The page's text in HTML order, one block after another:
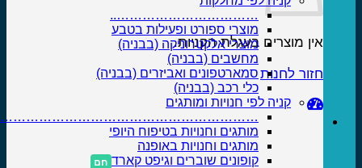
אין מוצרים בעגלת הקניות.
חזור לחנות
……………………………..
מוצרי ספורט ופעילות בטבע
מוצרי אלקטרוניקה (בבניה)
מחשבים (בבניה)
סמארטפונים ואביזרים (בבניה)
כלי רכב (בבניה)
קניה לפי חנויות ומותגים
……………………………………………………….
מותגים וחנויות בטיפוח היופי
מותגים וחנויות באופנה
קופונים שוברים וגיפט קארד